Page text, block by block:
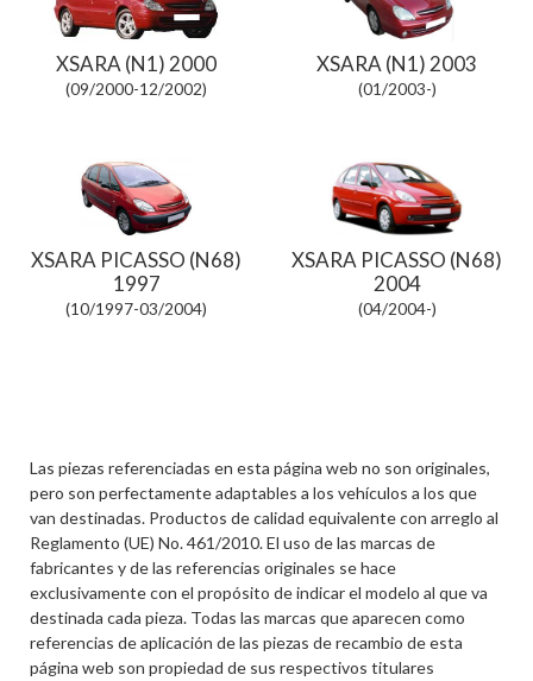
XSARA (N1) 2000
(09/2000-12/2002)
XSARA (N1) 2003
(01/2003-)
XSARA PICASSO (N68)
1997
(10/1997-03/2004)
XSARA PICASSO (N68)
2004
(04/2004-)
Las piezas referenciadas en esta página web no son originales,
pero son perfectamente adaptables a los vehículos a los que
van destinadas. Productos de calidad equivalente con arreglo al
Reglamento (UE) No. 461/2010. El uso de las marcas de
fabricantes y de las referencias originales se hace
exclusivamente con el propósito de indicar el modelo al que va
destinada cada pieza. Todas las marcas que aparecen como
referencias de aplicación de las piezas de recambio de esta
página web son propiedad de sus respectivos titulares